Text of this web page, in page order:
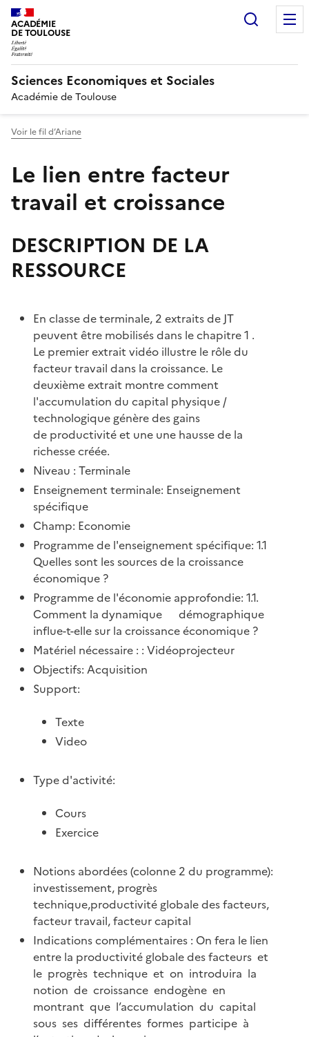
ACADÉMIE
DE TOULOUSE
Sciences Economiques et Sociales
Académie de Toulouse
Voir le fil d’Ariane
Le lien entre facteur
travail et croissance
DESCRIPTION DE LA
RESSOURCE
En classe de terminale, 2 extraits de JT
peuvent être mobilisés dans le chapitre 1 .
Le premier extrait vidéo illustre le rôle du
facteur travail dans la croissance. Le
deuxième extrait montre comment
l'accumulation du capital physique /
technologique génère des gains
de productivité et une une hausse de la
richesse créée.
Niveau : Terminale
Enseignement terminale: Enseignement
spécifique
Champ: Economie
Programme de l'enseignement spécifique: 1.1
Quelles sont les sources de la croissance
économique ?
Programme de l'économie approfondie: 1.1.
Comment la dynamique démographique
influe-t-elle sur la croissance économique ?
Matériel nécessaire : : Vidéoprojecteur
Objectifs: Acquisition
Support:
Texte
Video
Type d'activité:
Cours
Exercice
Notions abordées (colonne 2 du programme):
investissement, progrès
technique,productivité globale des facteurs,
facteur travail, facteur capital
Indications complémentaires : On fera le lien
entre la productivité globale des facteurs et
le progrès technique et on introduira la
notion de croissance endogène en
montrant que l’accumulation du capital
sous ses différentes formes participe à